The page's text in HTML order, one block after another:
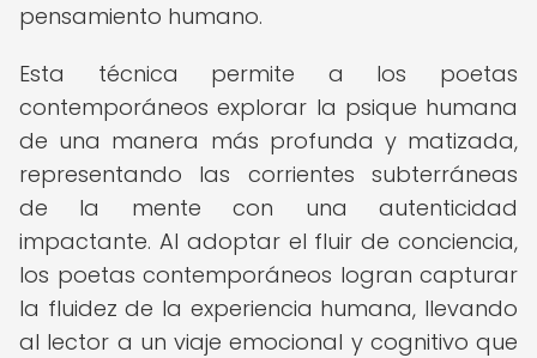
pensamiento humano.
Esta técnica permite a los poetas
contemporáneos explorar la psique humana
de una manera más profunda y matizada,
representando las corrientes subterráneas
de la mente con una autenticidad
impactante. Al adoptar el fluir de conciencia,
los poetas contemporáneos logran capturar
la fluidez de la experiencia humana, llevando
al lector a un viaje emocional y cognitivo que